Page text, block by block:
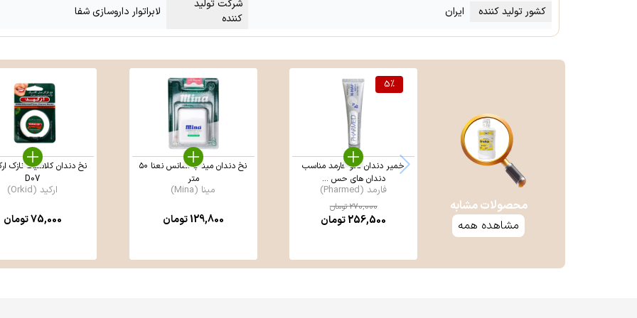
کشور تولید کننده
ایران
شرکت تولید
کننده
لابراتوار داروسازی شفا
محصولات مشابه
مشاهده همه
5%
خمیر دندان نانو فارمد مناسب
دندان های حس ...
فارمد (Pharmed)
270,000تومان
256,500تومان
نخ دندان مینا با اسانس نعنا ۵۰
متر
مینا (Mina)
129,800تومان
نخ دندان کلاسیک نازک
D07
ارکید (Orkid)
75,000تومان